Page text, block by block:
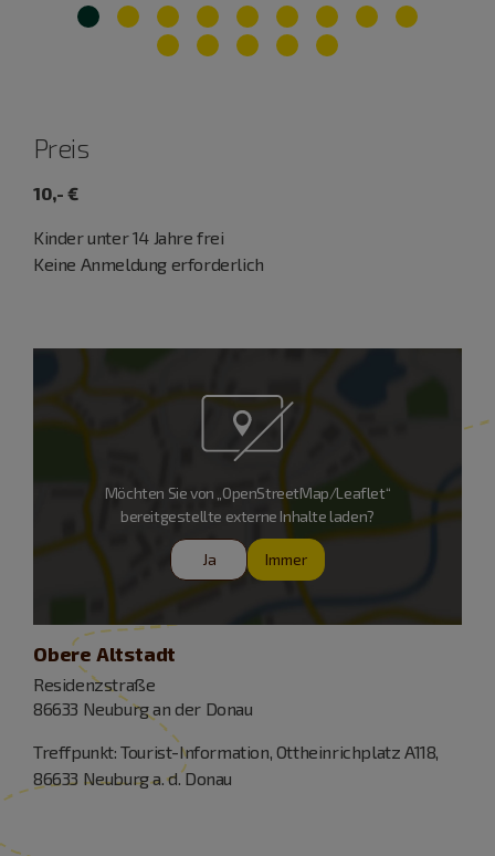
Preis
10,- €
Kinder unter 14 Jahre frei
Keine Anmeldung erforderlich
Möchten Sie von „OpenStreetMap/Leaflet“
bereitgestellte externe Inhalte laden?
Ja Immer
Obere Altstadt
Residenzstraße
86633 Neuburg an der Donau
Treffpunkt: Tourist-Information, Ottheinrichplatz A118,
86633 Neuburg a. d. Donau